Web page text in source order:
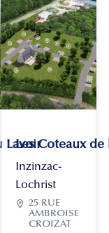
Lavoir
Les Coteaux
Inzinzac-
Lochrist
 25 RUE
AMBROISE
CROIZAT